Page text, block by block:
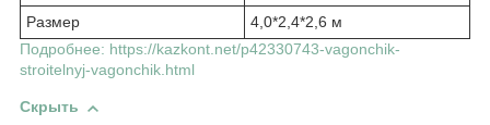
Размер
4,0*2,4*2,6 м
Подробнее: https://kazkont.net/p42330743-vagonchik-
stroitelnyj-vagonchik.html
Скрыть